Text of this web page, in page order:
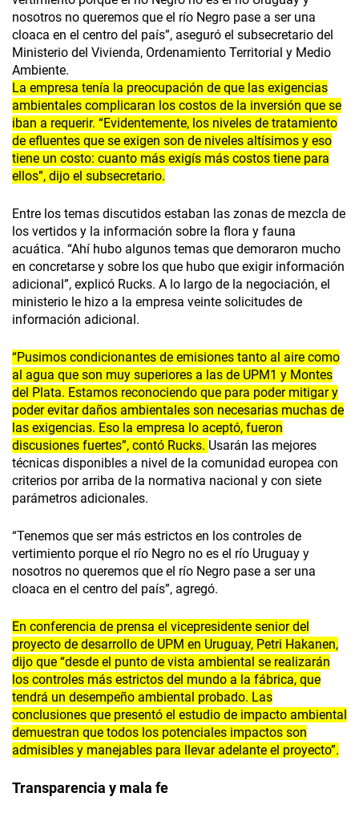
nosotros no queremos que el río Negro pase a ser una
cloaca en el centro del país”, aseguró el subsecretario del
Ministerio del Vivienda, Ordenamiento Territorial y Medio
Ambiente.
La empresa tenía la preocupación de que las exigencias
ambientales complicaran los costos de la inversión que se
iban a requerir. “Evidentemente, los niveles de tratamiento
de efluentes que se exigen son de niveles altísimos y eso
tiene un costo: cuanto más exigís más costos tiene para
ellos”, dijo el subsecretario.
Entre los temas discutidos estaban las zonas de mezcla de
los vertidos y la información sobre la flora y fauna
acuática. “Ahí hubo algunos temas que demoraron mucho
en concretarse y sobre los que hubo que exigir información
adicional”, explicó Rucks. A lo largo de la negociación, el
ministerio le hizo a la empresa veinte solicitudes de
información adicional.
“Pusimos condicionantes de emisiones tanto al aire como
al agua que son muy superiores a las de UPM1 y Montes
del Plata. Estamos reconociendo que para poder mitigar y
poder evitar daños ambientales son necesarias muchas de
las exigencias. Eso la empresa lo aceptó, fueron
discusiones fuertes”, contó Rucks. Usarán las mejores
técnicas disponibles a nivel de la comunidad europea con
criterios por arriba de la normativa nacional y con siete
parámetros adicionales.
“Tenemos que ser más estrictos en los controles de
vertimiento porque el río Negro no es el río Uruguay y
nosotros no queremos que el río Negro pase a ser una
cloaca en el centro del país”, agregó.
En conferencia de prensa el vicepresidente senior del
proyecto de desarrollo de UPM en Uruguay, Petri Hakanen,
dijo que “desde el punto de vista ambiental se realizarán
los controles más estrictos del mundo a la fábrica, que
tendrá un desempeño ambiental probado. Las
conclusiones que presentó el estudio de impacto ambiental
demuestran que todos los potenciales impactos son
admisibles y manejables para llevar adelante el proyecto”.
Transparencia y mala fe